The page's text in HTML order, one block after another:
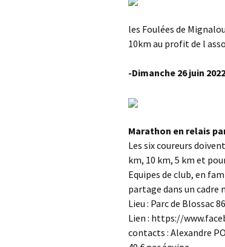
les Foulées de
10km au profit de l
-Dimanche 26 juin
Marathon en relais
Les six coureurs
km, 10 km, 5 km et
Equipes de club, en
partage dans un cadre
Lieu : Parc de Blossac
Lien : https://
contacts : Alexandre